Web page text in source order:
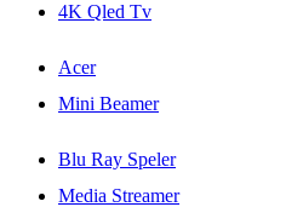
4K Qled Tv
Acer
Mini Beamer
Blu Ray Speler
Media Streamer